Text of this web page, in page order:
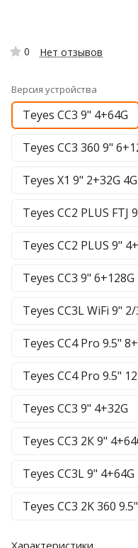
0 Нет отзывов
Версия устройства
Teyes CC3 9" 4+64G
Teyes CC3 360 9"
Teyes X1 9" 2+32G 4G
Teyes CC2 PLUS FTJ
Teyes CC2 PLUS 9"
Teyes CC3 9" 6+128G
Teyes CC3L WiFi 9"
Teyes CC4 Pro 9.5"
Teyes CC4 Pro 9.5"
Teyes CC3 9" 4+32G
Teyes CC3 2К 9"
Teyes CC3L 9" 4+64G
Teyes CC3 2K 360